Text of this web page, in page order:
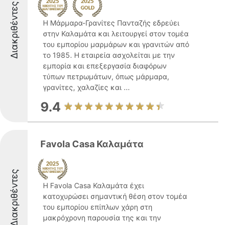
Διακριθέντες
Η Μάρμαρα-Γρανίτες Πανταζής εδρεύει
στην Καλαμάτα και λειτουργεί στον τομέα
του εμπορίου μαρμάρων και γρανιτών από
το 1985. Η εταιρεία ασχολείται με την
εμπορία και επεξεργασία διαφόρων
τύπων πετρωμάτων, όπως μάρμαρα,
γρανίτες, χαλαζίες και ...
9.4
Διακριθέντες
Favola Casa Καλαμάτα
Η Favola Casa Καλαμάτα έχει
κατοχυρώσει σημαντική θέση στον τομέα
του εμπορίου επίπλων χάρη στη
μακρόχρονη παρουσία της και την